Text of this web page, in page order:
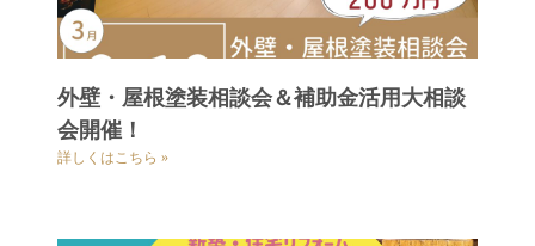
外壁・屋根塗装相談会＆補助金活用大相談
会開催！
詳しくはこちら »